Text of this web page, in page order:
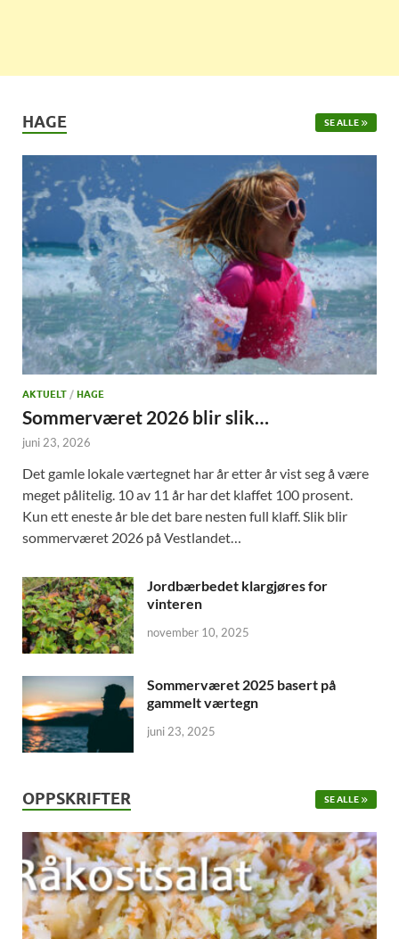
HAGE SE ALLE
AKTUELT / HAGE
Sommerværet 2026 blir slik…
juni 23, 2026
Det gamle lokale værtegnet har år etter år vist seg å være
meget pålitelig. 10 av 11 år har det klaffet 100 prosent.
Kun ett eneste år ble det bare nesten full klaff. Slik blir
sommerværet 2026 på Vestlandet…
Jordbærbedet klargjøres for
vinteren
november 10, 2025
Sommerværet 2025 basert på
gammelt værtegn
juni 23, 2025
OPPSKRIFTER SE ALLE